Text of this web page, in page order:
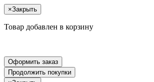
×Закрыть
Товар добавлен в корзину
Оформить заказ
Продолжить покупки